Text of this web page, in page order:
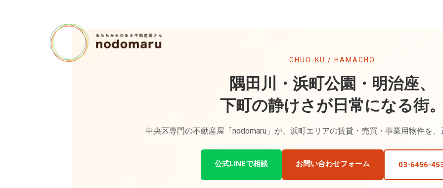
CHUO-KU / HAMACHO
隅田川・浜町公園・明治座、
下町の静けさが日常になる街
中央区専門の不動産屋「nodomaru」が、浜町エリアの賃貸・売買・事業用物件を
公式LINEで相談 お問い合わせフォーム 03-6456-